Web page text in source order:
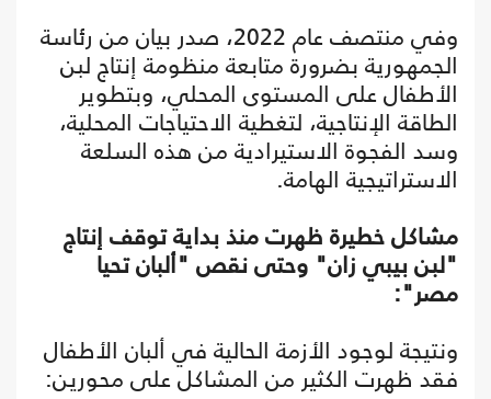
وفي منتصف عام 2022، صدر بيان من رئاسة
الجمهورية بضرورة متابعة منظومة إنتاج لبن
الأطفال على المستوى المحلي، وبتطوير
الطاقة الإنتاجية، لتغطية الاحتياجات المحلية،
وسد الفجوة الاستيرادية من هذه السلعة
الاستراتيجية الهامة.
مشاكل خطيرة ظهرت منذ بداية توقف إنتاج
"لبن بيبي زان" وحتى نقص "ألبان تحيا
مصر":
ونتيجة لوجود الأزمة الحالية في ألبان الأطفال
فقد ظهرت الكثير من المشاكل على محورين: